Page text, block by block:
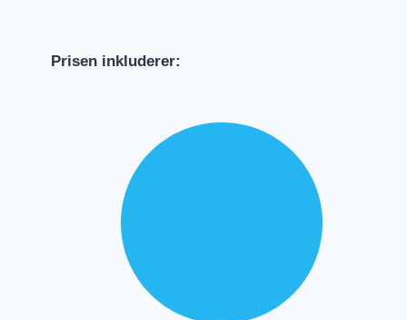
Prisen inkluderer: